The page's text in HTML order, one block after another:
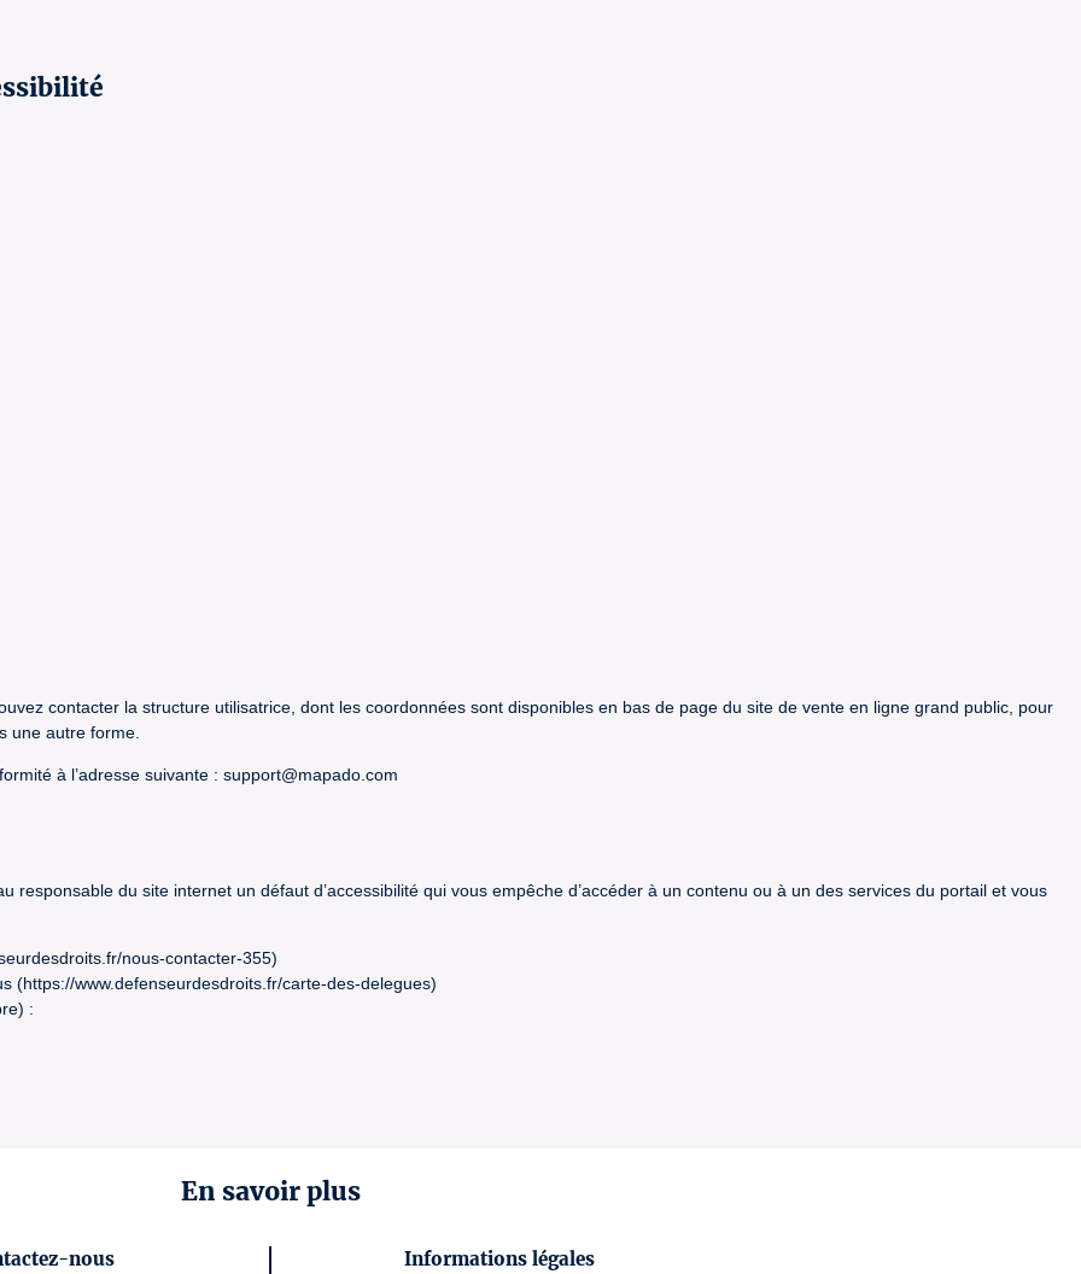
contacter la structure utilisatrice, dont les coordonnées sont disponibles en bas de page du site de vente en ligne grand public, pour
une autre forme.
à l’adresse suivante : support@mapado.com
responsable du site internet un défaut d’accessibilité qui vous empêche d’accéder à un contenu ou à un des services du portail et vous
nous-contacter-355)
(https://www.defenseurdesdroits.fr/carte-des-delegues)
:
En savoir plus
nous Informations légales